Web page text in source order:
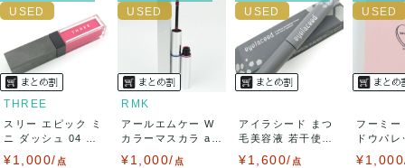
します。
また並行輸入品もございますので、真贋方法などお答えでき
ない場合もございます。
万が一、購入後に偽造品等が発覚しましたら、返品・返金に
て対応致しますので、ご連絡お願い致します。
THREE
スリー エピック ミ
ニ ダッシュ 04 チ
¥1,000/ 点
RMK
アールエムケー W
カラーマスカラ a 0
¥1,000/ 点
アイラシード まつ
毛美容液 若干使用
¥1,600/ 点
フーミー
ドウパ